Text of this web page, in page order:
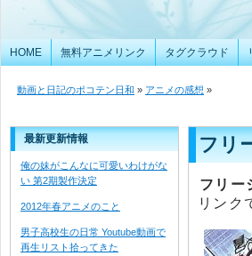
動画と日記のポコテン日和 » アニメの感想 »
フリ
フリ
リンク
最新更新情報
俺の妹がこんなに可愛いわけがな
い 第2期製作決定
2012年春アニメのこと
男子高校生の日常 Youtube動画で
再生リスト拾ってきた
HOME 無料アニメリンク タグクラウド